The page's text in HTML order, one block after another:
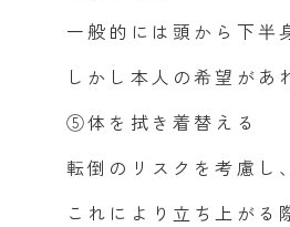
一般的には頭から下半
しかし本人の希望があ
⑤体を拭き着替える
転倒のリスクを考慮し
これにより立ち上がる